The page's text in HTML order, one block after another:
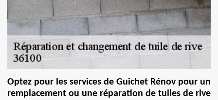
Optez pour les services de Guichet Rénov pour un
remplacement ou une réparation de tuiles de rive